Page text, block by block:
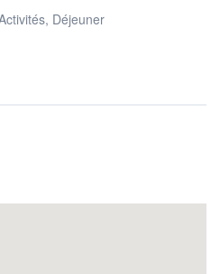
Déjeuner